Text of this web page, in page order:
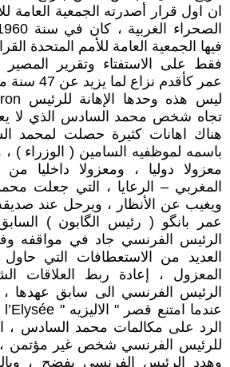
ان اول قرار أصدرته الجمعية العامة
فقط على الاستفتاء وتقرير
عمر كأقدم نزاع لما يزيد عن 47 سنة مضت ..
تجاه شخص محمد السادس الذي لا
هناك اهانات كثيرة حصلت لمحمد
باسمه لموظفيه السامين ( الوزراء ) ،
معزولا دوليا ، ومعزولا داخليا
المغربي – الرعايا ، التي جعلت
ويغيب عن الأنظار ، ويرحل عند
عمر بانگو ( رئيس الگابون )
الرئيس الفرنسي جاد في مواقفه
العديد من الاستعطافات التي
المعزول ، إعادة ربط العلاقات
الرئيس الفرنسي الى سابق عهدها
الرد على مكالمات محمد السادس ،
للرئيس الفرنسي شخص غير مؤتمن ،
وهدد الرئيس الفرنسي بفضح ،